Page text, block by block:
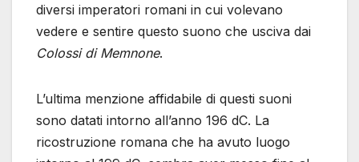
diversi imperatori romani in cui volevano
vedere e sentire questo suono che usciva dai
Colossi di Memnone.
L’ultima menzione affidabile di questi suoni
sono datati intorno all’anno 196 dC. La
ricostruzione romana che ha avuto luogo